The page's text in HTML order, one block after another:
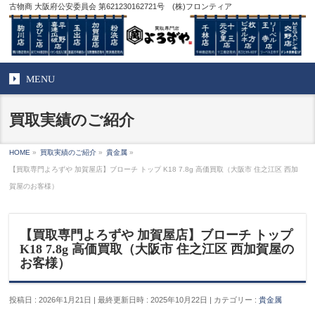
古物商 大阪府公安委員会 第621230162721号 (株)フロンティア
MENU
買取実績のご紹介
HOME » 買取実績のご紹介 » 貴金属 »
【買取専門よろずや 加賀屋店】ブローチ トップ K18 7.8g 高価買取（大阪市 住之江区 西加
賀屋のお客様）
【買取専門よろずや 加賀屋店】ブローチ トップ
K18 7.8g 高価買取（大阪市 住之江区 西加賀屋の
お客様）
投稿日 : 2026年1月21日 最終更新日時 : 2025年10月22日 カテゴリー :貴金属